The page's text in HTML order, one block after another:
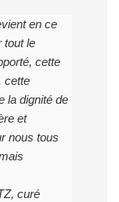
en ce
tout le
cette
cette
la dignité de
et
nous tous
curé